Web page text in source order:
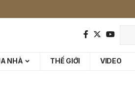
NHÀ THẾ GIỚI VIDEO